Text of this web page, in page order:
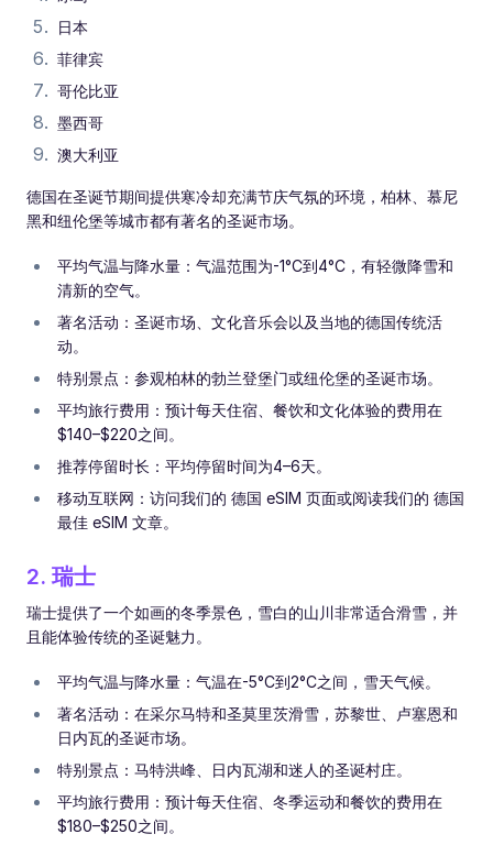
日本
菲律宾
哥伦比亚
墨西哥
澳大利亚
德国在圣诞节期间提供寒冷却充满节庆气氛的环境，柏林、慕尼
黑和纽伦堡等城市都有著名的圣诞市场。
平均气温与降水量：气温范围为-1°C到4°C，有轻微降雪和
清新的空气。
著名活动：圣诞市场、文化音乐会以及当地的德国传统活
动。
特别景点：参观柏林的勃兰登堡门或纽伦堡的圣诞市场。
平均旅行费用：预计每天住宿、餐饮和文化体验的费用在
$140–$220之间。
推荐停留时长：平均停留时间为4–6天。
移动互联网：访问我们的 德国 eSIM 页面或阅读我们的 德国
最佳 eSIM 文章。
2. 瑞士
瑞士提供了一个如画的冬季景色，雪白的山川非常适合滑雪，并
且能体验传统的圣诞魅力。
平均气温与降水量：气温在-5°C到2°C之间，雪天气候。
著名活动：在采尔马特和圣莫里茨滑雪，苏黎世、卢塞恩和
日内瓦的圣诞市场。
特别景点：马特洪峰、日内瓦湖和迷人的圣诞村庄。
平均旅行费用：预计每天住宿、冬季运动和餐饮的费用在
$180–$250之间。